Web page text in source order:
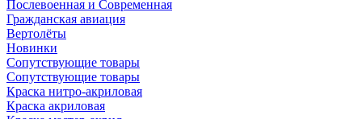
Послевоенная и Современная
Гражданская авиация
Вертолёты
Новинки
Сопутствующие товары
Сопутствующие товары
Краска нитро-акриловая
Краска акриловая